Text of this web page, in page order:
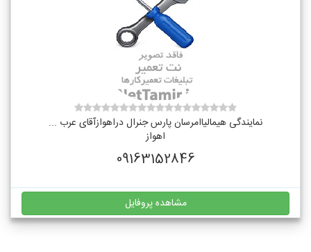
نمایندگی هیمالیاامرسان پارس جنرال دراهوازآقای عرب ...
اهواز
09163152846
مشاهده پروفایل